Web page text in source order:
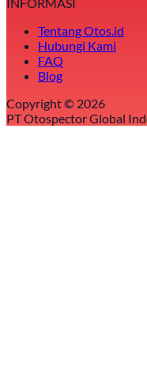
INFORMASI
Tentang Otos.id
Hubungi Kami
FAQ
Blog
Copyright © 2026
PT Otospector Global